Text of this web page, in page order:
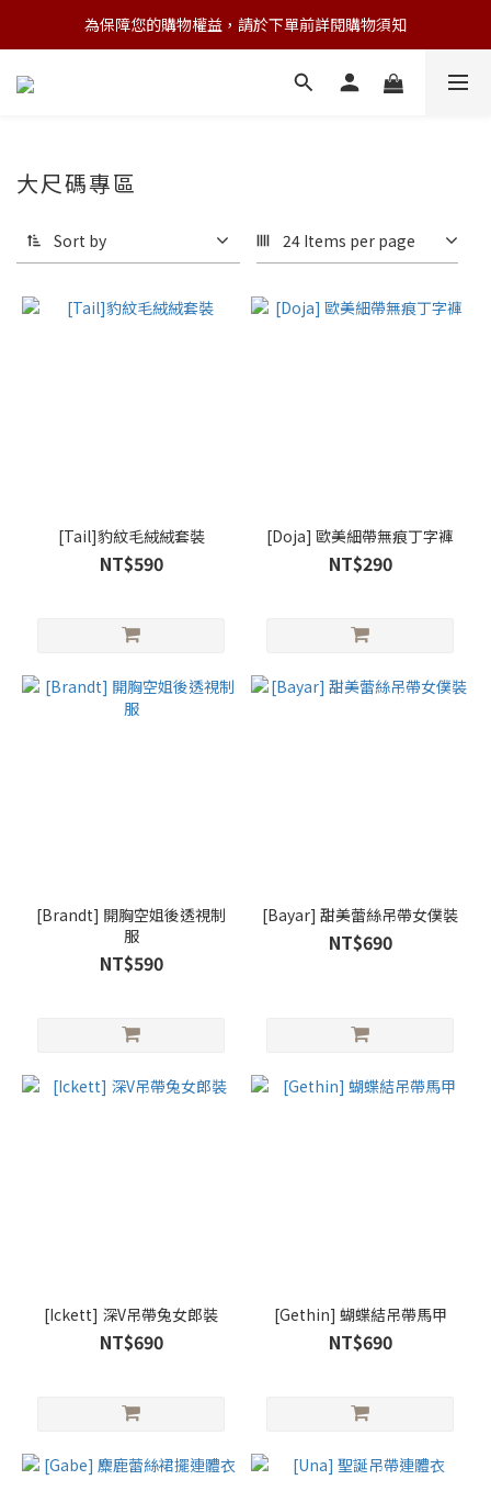
💌 Nearby收藏家｜任選三件 9折 五件 88折
為保障您的購物權益，請於下單前詳閱購物須知
💌 Nearby收藏家｜任選三件 9折 五件 88折
大尺碼專區
Sort by 24 Items per page
[Tail]豹紋毛絨絨套裝
NT$590
[Doja] 歐美細帶無痕丁字褲
NT$290
[Brandt] 開胸空姐後透視制
服
NT$590
[Bayar] 甜美蕾絲吊帶女僕裝
NT$690
[Ickett] 深V吊帶兔女郎裝
NT$690
[Gethin] 蝴蝶結吊帶馬甲
NT$690